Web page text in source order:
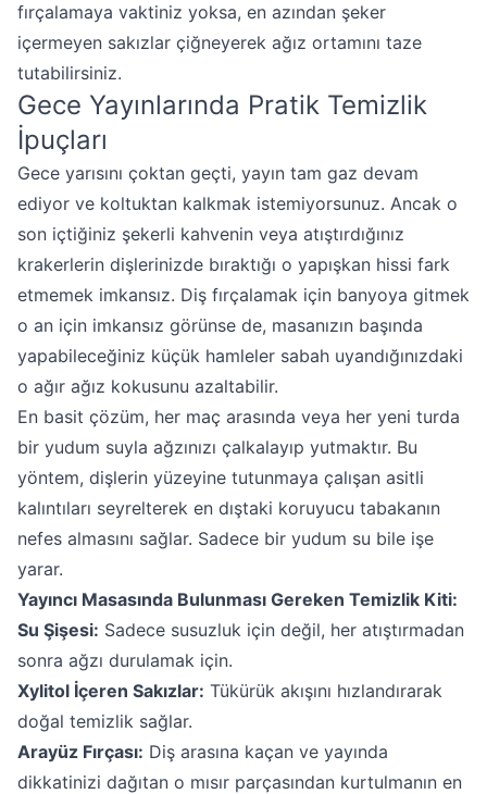
fırçalamaya vaktiniz yoksa, en azından şeker
içermeyen sakızlar çiğneyerek ağız ortamını taze
tutabilirsiniz.
Gece Yayınlarında Pratik Temizlik
İpuçları
Gece yarısını çoktan geçti, yayın tam gaz devam
ediyor ve koltuktan kalkmak istemiyorsunuz. Ancak o
son içtiğiniz şekerli kahvenin veya atıştırdığınız
krakerlerin dişlerinizde bıraktığı o yapışkan hissi fark
etmemek imkansız. Diş fırçalamak için banyoya gitmek
o an için imkansız görünse de, masanızın başında
yapabileceğiniz küçük hamleler sabah uyandığınızdaki
o ağır ağız kokusunu azaltabilir.
En basit çözüm, her maç arasında veya her yeni turda
bir yudum suyla ağzınızı çalkalayıp yutmaktır. Bu
yöntem, dişlerin yüzeyine tutunmaya çalışan asitli
kalıntıları seyrelterek en dıştaki koruyucu tabakanın
nefes almasını sağlar. Sadece bir yudum su bile işe
yarar.
Yayıncı Masasında Bulunması Gereken Temizlik Kiti:
Su Şişesi: Sadece susuzluk için değil, her atıştırmadan
sonra ağzı durulamak için.
Xylitol İçeren Sakızlar: Tükürük akışını hızlandırarak
doğal temizlik sağlar.
Arayüz Fırçası: Diş arasına kaçan ve yayında
dikkatinizi dağıtan o mısır parçasından kurtulmanın en